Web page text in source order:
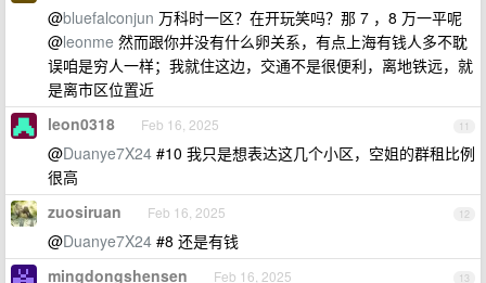
@bluefalconjun 万科时一区？在开玩笑吗？那 7 ，8 万一平呢
@leonme 然而跟你并没有什么卵关系，有点上海有钱人多不耽
误咱是穷人一样；我就住这边，交通不是很便利，离地铁远，就
是离市区位置近
11
leon0318 Feb 16, 2025
@Duanye7X24 #10 我只是想表达这几个小区，空姐的群租比例
很高
12
zuosiruan Feb 16, 2025
@Duanye7X24 #8 还是有钱
13
mingdongshensen Feb 16, 2025